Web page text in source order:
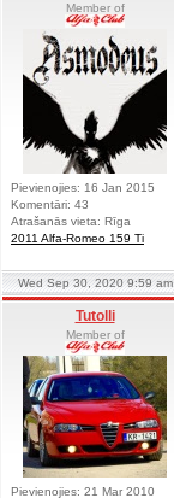
Member of
Pievienojies: 16 Jan 2015
Komentāri: 43
Atrašanās vieta: Rīga
2011 Alfa-Romeo 159 Ti
Wed Sep 30, 2020 9:59 am
Tutolli
Member of
Pievienojies: 21 Mar 2010